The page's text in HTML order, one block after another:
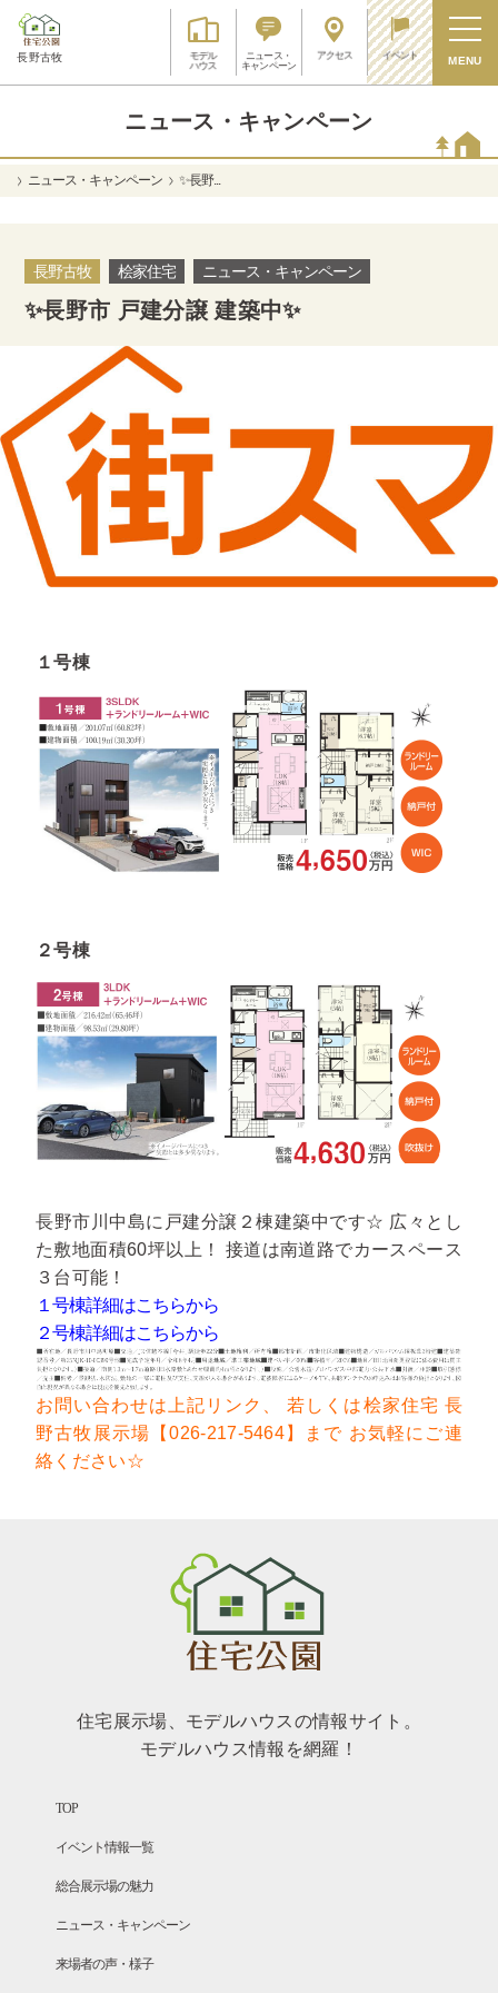
長野古牧
モデル
ハウス
ニュース・
キャンペーン
アクセス イベント MENU
ニュース・キャンペーン
ニュース・キャンペーン ✨長野...
長野古牧 桧家住宅 ニュース・キャンペーン
✨長野市 戸建分譲 建築中✨
１号棟
２号棟
長野市川中島に戸建分譲２棟建築中です☆ 広々とし
た敷地面積60坪以上！ 接道は南道路でカースペース
３台可能！
１号棟詳細はこちらから
２号棟詳細はこちらから
お問い合わせは上記リンク、
若しくは桧家住宅 長
野古牧展示場【026-217-5464】まで お気軽にご連
絡ください☆
住宅展示場、モデルハウスの情報サイト。
モデルハウス情報を網羅！
TOP
イベント情報一覧
総合展示場の魅力
ニュース・キャンペーン
来場者の声・様子